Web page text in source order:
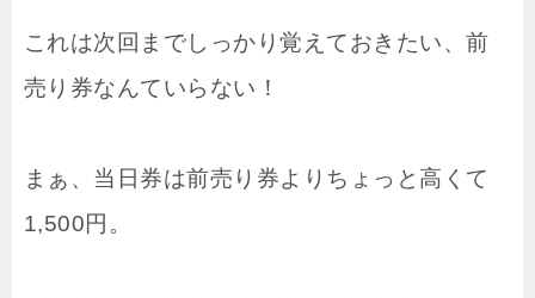
これは次回までしっかり覚えておきたい、前
売り券なんていらない！
まぁ、当日券は前売り券よりちょっと高くて
1,500円。